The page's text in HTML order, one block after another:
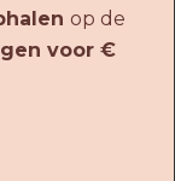
op de
voor €